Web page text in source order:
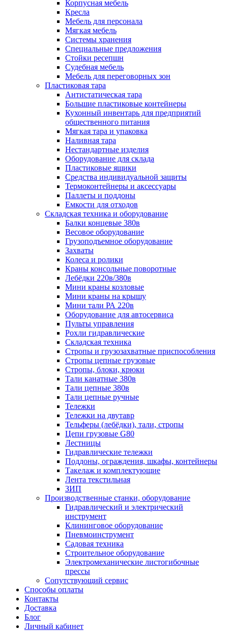
Корпусная мебель
Кресла
Мебель для персонала
Мягкая мебель
Системы хранения
Специальные предложения
Стойки ресепшн
Судебная мебель
Мебель для переговорных зон
Пластиковая тара
Антистатическая тара
Большие пластиковые контейнеры
Кухонный инвентарь для предприятий
общественного питания
Мягкая тара и упаковка
Наливная тара
Нестандартные изделия
Оборудование для склада
Пластиковые ящики
Средства индивидуальной защиты
Термоконтейнеры и аксессуары
Паллеты и поддоны
Емкости для отходов
Складская техника и оборудование
Балки концевые 380в
Весовое оборудование
Грузоподъемное оборудование
Захваты
Колеса и ролики
Краны консольные поворотные
Лебёдки 220в/380в
Мини краны козловые
Мини краны на крышу
Мини тали РА 220в
Оборудование для автосервиса
Пульты управления
Рохли гидравлические
Складская техника
Стропы и грузозахватные приспособления
Стропы цепные грузовые
Стропы, блоки, крюки
Тали канатные 380в
Тали цепные 380в
Тали цепные ручные
Тележки
Тележки на двутавр
Тельферы (лебёдки), тали, стропы
Цепи грузовые G80
Лестницы
Гидравлические тележки
Поддоны, ограждения, шкафы, контейнеры
Такелаж и комплектующие
Лента текстильная
ЗИП
Производственные станки, оборудование
Гидравлический и электрический
инструмент
Клининговое оборудование
Пневмоинструмент
Садовая техника
Строительное оборудование
Электромеханические листогибочные
прессы
Сопутствующий сервис
Способы оплаты
Контакты
Доставка
Блог
Личный кабинет